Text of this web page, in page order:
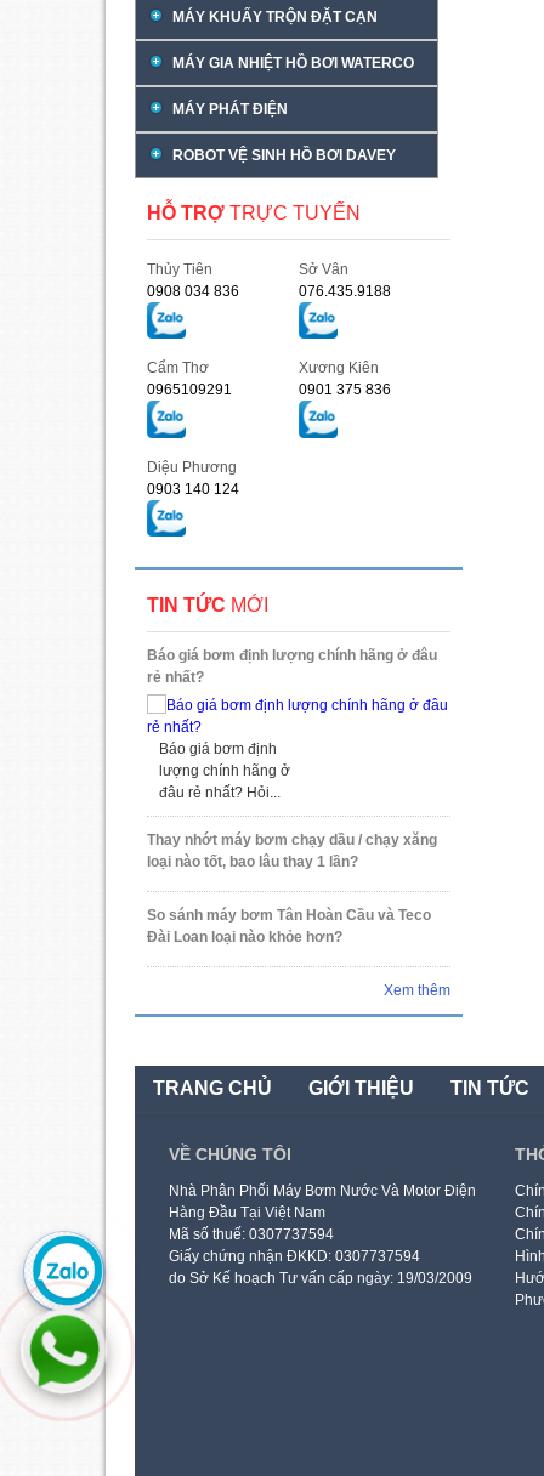
MÁY KHUẤY TRỘN ĐẶT CẠN
MÁY GIA NHIỆT HỒ BƠI WATERCO
MÁY PHÁT ĐIỆN
ROBOT VỆ SINH HỒ BƠI DAVEY
HỖ TRỢ TRỰC TUYẾN
Thủy Tiên
0908 034 836
Sở Vân
076.435.9188
Cẩm Thơ
0965109291
Xương Kiên
0901 375 836
Diệu Phương
0903 140 124
TIN TỨC MỚI
Báo giá bơm định lượng chính hãng ở đâu
rẻ nhất?
Báo giá bơm định
lượng chính hãng ở
đâu rẻ nhất? Hỏi...
Thay nhớt máy bơm chạy dầu / chạy xăng
loại nào tốt, bao lâu thay 1 lần?
So sánh máy bơm Tân Hoàn Cầu và Teco
Đài Loan loại nào khỏe hơn?
Xem thêm
TRANG CHỦ GIỚI THIỆU TIN TỨC
VỀ CHÚNG TÔI
Nhà Phân Phối Máy Bơm Nước Và Motor Điện
Hàng Đầu Tại Việt Nam
Mã số thuế: 0307737594
Giấy chứng nhận ĐKKD: 0307737594
do Sở Kế hoạch Tư vấn cấp ngày: 19/03/2009